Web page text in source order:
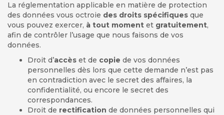
La réglementation applicable en matière de protection
des données vous octroie des droits spécifiques que
vous pouvez exercer, à tout moment et gratuitement,
afin de contrôler l’usage que nous faisons de vos
données.
Droit d’accès et de copie de vos données
personnelles dès lors que cette demande n’est pas
en contradiction avec le secret des affaires, la
confidentialité, ou encore le secret des
correspondances.
Droit de rectification de données personnelles qui